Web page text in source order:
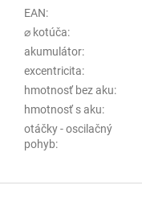
EAN:
⌀ kotúča:
akumulátor:
excentricita:
hmotnosť bez aku:
hmotnosť s aku:
otáčky - oscilačný
pohyb: